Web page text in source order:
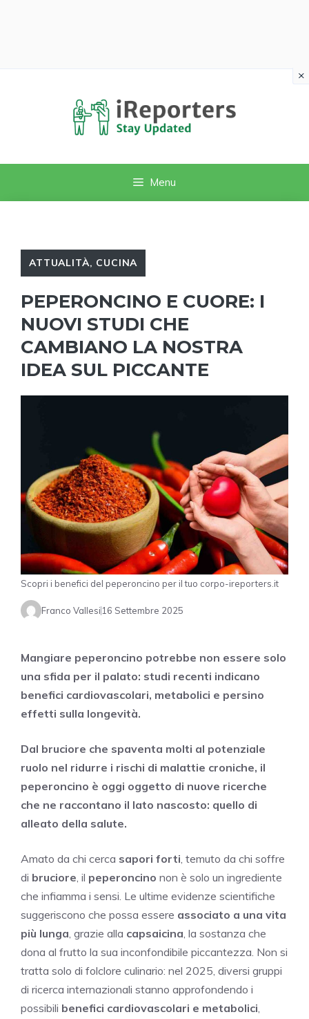
Menu
ATTUALITÀ, CUCINA
PEPERONCINO E CUORE: I
NUOVI STUDI CHE
CAMBIANO LA NOSTRA
IDEA SUL PICCANTE
Scopri i benefici del peperoncino per il tuo corpo-ireporters.it
Franco Vallesi 16 Settembre 2025
Mangiare peperoncino potrebbe non essere solo
una sfida per il palato: studi recenti indicano
benefici cardiovascolari, metabolici e persino
effetti sulla longevità.
Dal bruciore che spaventa molti al potenziale
ruolo nel ridurre i rischi di malattie croniche, il
peperoncino è oggi oggetto di nuove ricerche
che ne raccontano il lato nascosto: quello di
alleato della salute.
Amato da chi cerca sapori forti, temuto da chi soffre
di bruciore, il peperoncino non è solo un ingrediente
che infiamma i sensi. Le ultime evidenze scientifiche
suggeriscono che possa essere associato a una vita
più lunga, grazie alla capsaicina, la sostanza che
dona al frutto la sua inconfondibile piccantezza. Non si
tratta solo di folclore culinario: nel 2025, diversi gruppi
di ricerca internazionali stanno approfondendo i
possibili benefici cardiovascolari e metabolici,
×